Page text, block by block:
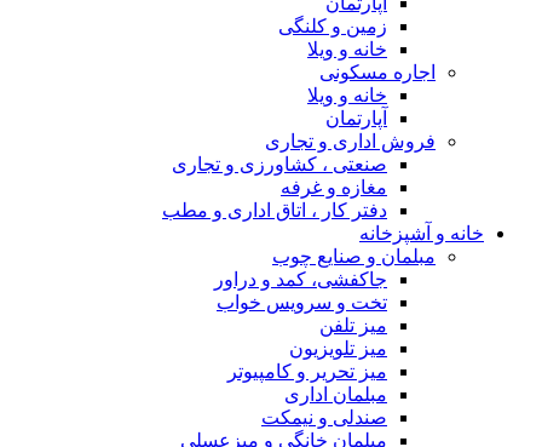
زمین و کلنگی
خانه و ویلا
اجاره مسکونی
خانه و ویلا
آپارتمان
فروش اداری و تجاری
صنعتی ، کشاورزی و تجاری
مغازه و غرفه
دفتر کار ، اتاق اداری و مطب
خانه و آشپزخانه
مبلمان و صنایع چوب
جاکفشی، کمد و دراور
تخت و سرویس خواب
میز تلفن
میز تلویزیون
میز تحریر و کامپیوتر
مبلمان اداری
صندلی و نیمکت
مبلمان خانگی و میزعسلی